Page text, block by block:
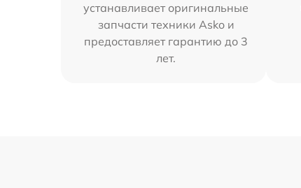
устанавливает оригинальные
запчасти техники Asko и
предоставляет гарантию до 3
лет.